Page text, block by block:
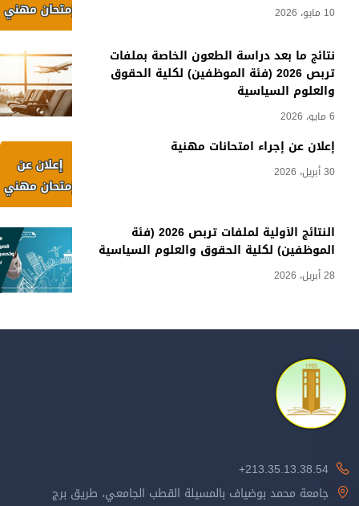
10 مايو، 2026
نتائج ما بعد دراسة الطعون الخاصة بملفات
تربص 2026 (فئة الموظفين) لكلية الحقوق
والعلوم السياسية
6 مايو، 2026
إعلان عن إجراء امتحانات مهنية
30 أبريل، 2026
النتائج الأولية لملفات تربص 2026 (فئة
الموظفين) لكلية الحقوق والعلوم السياسية
28 أبريل، 2026
213.35.13.38.54+
جامعة محمد بوضياف بالمسيلة القطب الجامعي، طريق برج